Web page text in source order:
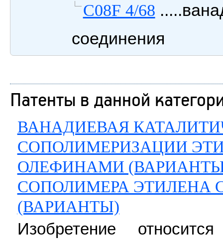
C08F 4/68
соединения
Патенты в данной
ВАНАДИЕВАЯ
СОПОЛИМЕРИЗАЦИИ
ОЛЕФИНАМИ
СОПОЛИМЕРА ЭТИЛЕНА
(ВАРИАНТЫ)
Изобретение